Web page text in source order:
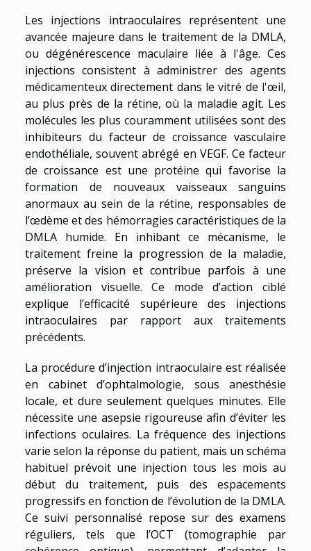
Les injections intraoculaires représentent une
avancée majeure dans le traitement de la DMLA,
ou dégénérescence maculaire liée à l'âge. Ces
injections consistent à administrer des agents
médicamenteux directement dans le vitré de l'œil,
au plus près de la rétine, où la maladie agit. Les
molécules les plus couramment utilisées sont des
inhibiteurs du facteur de croissance vasculaire
endothéliale, souvent abrégé en VEGF. Ce facteur
de croissance est une protéine qui favorise la
formation de nouveaux vaisseaux sanguins
anormaux au sein de la rétine, responsables de
l’œdème et des hémorragies caractéristiques de la
DMLA humide. En inhibant ce mécanisme, le
traitement freine la progression de la maladie,
préserve la vision et contribue parfois à une
amélioration visuelle. Ce mode d’action ciblé
explique l’efficacité supérieure des injections
intraoculaires par rapport aux traitements
précédents.
La procédure d’injection intraoculaire est réalisée
en cabinet d’ophtalmologie, sous anesthésie
locale, et dure seulement quelques minutes. Elle
nécessite une asepsie rigoureuse afin d’éviter les
infections oculaires. La fréquence des injections
varie selon la réponse du patient, mais un schéma
habituel prévoit une injection tous les mois au
début du traitement, puis des espacements
progressifs en fonction de l’évolution de la DMLA.
Ce suivi personnalisé repose sur des examens
réguliers, tels que l’OCT (tomographie par